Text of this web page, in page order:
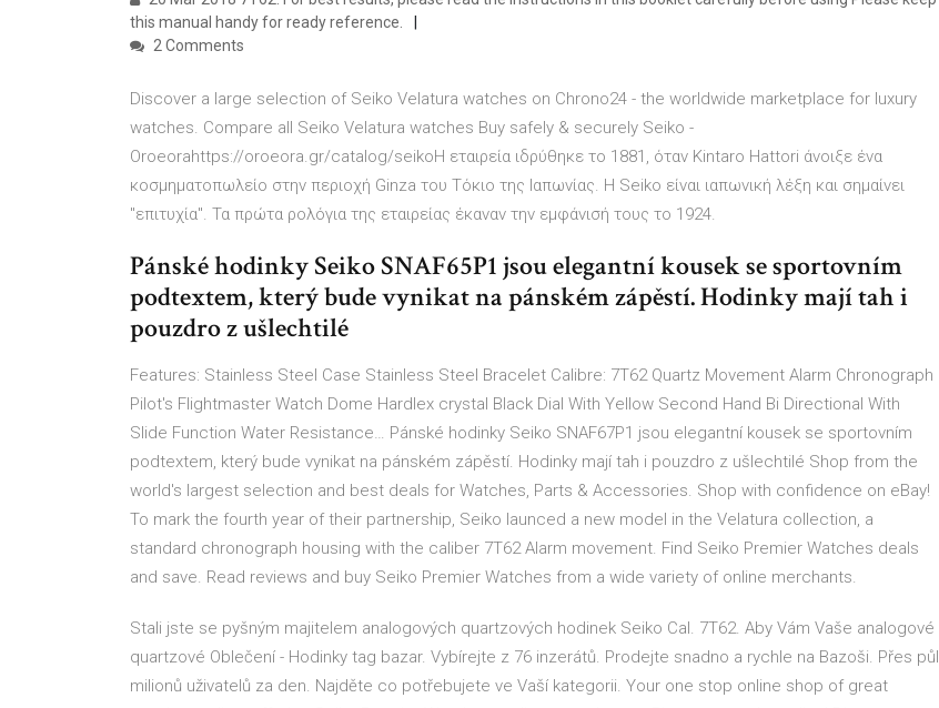
this manual handy for ready reference.
2 Comments
Discover a large selection of Seiko Velatura watches on Chrono24 - the worldwide marketplace for luxury
watches. Compare all Seiko Velatura watches Buy safely & securely Seiko -
Oroeorahttps://oroeora.gr/catalog/seikoΗ εταιρεία ιδρύθηκε το 1881, όταν Kintaro Hattori άνοιξε ένα
κοσμηματοπωλείο στην περιοχή Ginza του Τόκιο της Ιαπωνίας. Η Seiko είναι ιαπωνική λέξη και σημαίνει
"επιτυχία". Τα πρώτα ρολόγια της εταιρείας έκαναν την εμφάνισή τους το 1924.
Pánské hodinky Seiko SNAF65P1 jsou elegantní kousek se sportovním
podtextem, který bude vynikat na pánském zápěstí. Hodinky mají tah i
pouzdro z ušlechtilé
Features: Stainless Steel Case Stainless Steel Bracelet Calibre: 7T62 Quartz Movement Alarm Chronograph
Pilot's Flightmaster Watch Dome Hardlex crystal Black Dial With Yellow Second Hand Bi Directional With
Slide Function Water Resistance… Pánské hodinky Seiko SNAF67P1 jsou elegantní kousek se sportovním
podtextem, který bude vynikat na pánském zápěstí. Hodinky mají tah i pouzdro z ušlechtilé Shop from the
world's largest selection and best deals for Watches, Parts & Accessories. Shop with confidence on eBay!
To mark the fourth year of their partnership, Seiko launced a new model in the Velatura collection, a
standard chronograph housing with the caliber 7T62 Alarm movement. Find Seiko Premier Watches deals
and save. Read reviews and buy Seiko Premier Watches from a wide variety of online merchants.
Stali jste se pyšným majitelem analogových quartzových hodinek Seiko Cal. 7T62. Aby Vám Vaše analogové
quartzové Oblečení - Hodinky tag bazar. Vybírejte z 76 inzerátů. Prodejte snadno a rychle na Bazoši. Přes půl
milionů uživatelů za den. Najděte co potřebujete ve Vaší kategorii. Your one stop online shop of great